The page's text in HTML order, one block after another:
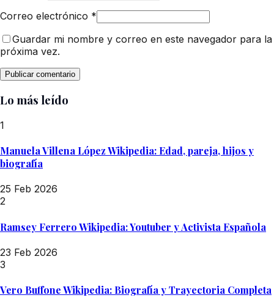
Correo electrónico *
Guardar mi nombre y correo en este navegador para la
próxima vez.
Lo más leído
1
Manuela Villena López Wikipedia: Edad, pareja, hijos y
biografía
25 Feb 2026
2
Ramsey Ferrero Wikipedia: Youtuber y Activista Española
23 Feb 2026
3
Vero Buffone Wikipedia: Biografía y Trayectoria Completa